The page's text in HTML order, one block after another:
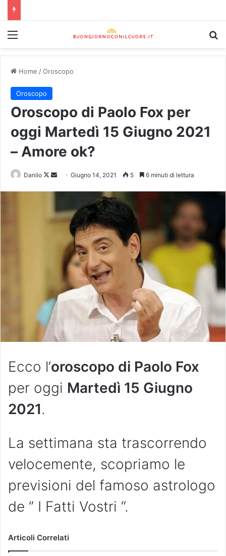
Home /Oroscopo
Oroscopo
Oroscopo di Paolo Fox per
oggi Martedì 15 Giugno 2021
– Amore ok?
Danilo Giugno 14, 2021 5 6 minuti di lettura
Ecco l’oroscopo di Paolo Fox
per oggi Martedì 15 Giugno
2021.
La settimana sta trascorrendo
velocemente, scopriamo le
previsioni del famoso astrologo
de ” I Fatti Vostri “.
Articoli Correlati